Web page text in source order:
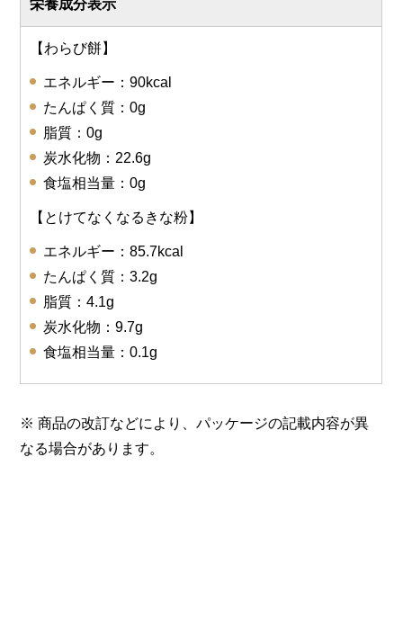
栄養成分表示
【わらび餅】
エネルギー：90kcal
たんぱく質：0g
脂質：0g
炭水化物：22.6g
食塩相当量：0g
【とけてなくなるきな粉】
エネルギー：85.7kcal
たんぱく質：3.2g
脂質：4.1g
炭水化物：9.7g
食塩相当量：0.1g
※ 商品の改訂などにより、パッケージの記載内容が異
なる場合があります。